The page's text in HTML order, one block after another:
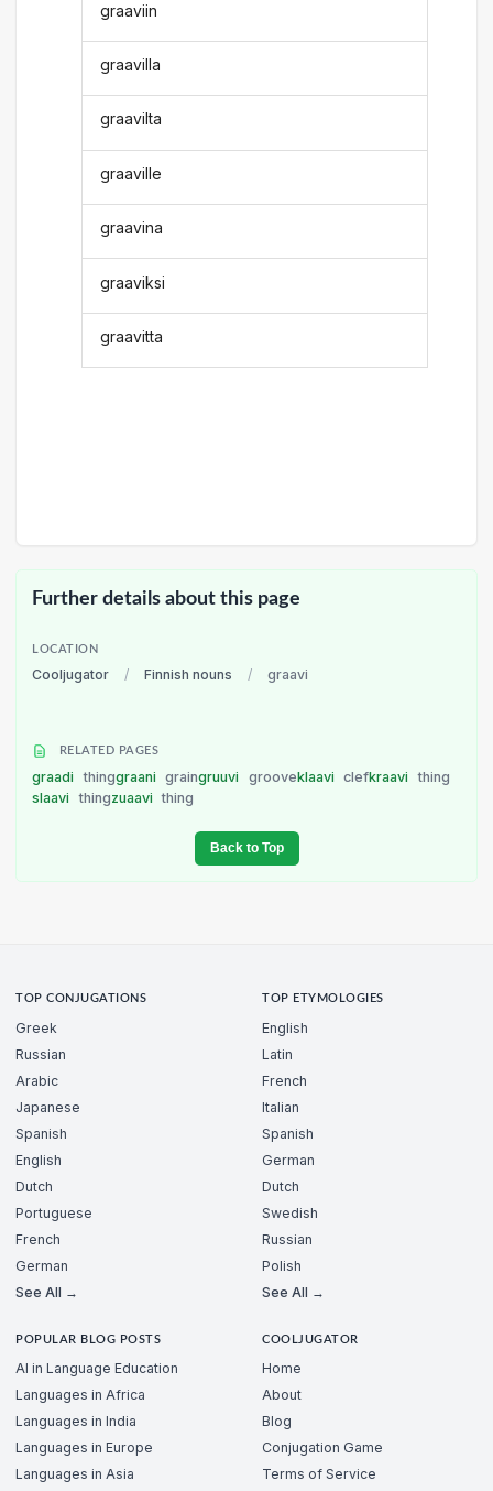
graaviin
graavilla
graavilta
graaville
graavina
graaviksi
graavitta
Further details about this page
LOCATION
Cooljugator / Finnish nouns / graavi
RELATED PAGES
graadi thinggraani graingruuvi grooveklaavi clefkraavi
thing
slaavi
thingzuaavi thing
Back to Top
TOP CONJUGATIONS
Greek
Russian
Arabic
Japanese
Spanish
English
Dutch
Portuguese
French
German
See All →
TOP ETYMOLOGIES
English
Latin
French
Italian
Spanish
German
Dutch
Swedish
Russian
Polish
See All →
POPULAR BLOG POSTS
AI in Language Education
Languages in Africa
Languages in India
Languages in Europe
Languages in Asia
COOLJUGATOR
Home
About
Blog
Conjugation Game
Terms of Service